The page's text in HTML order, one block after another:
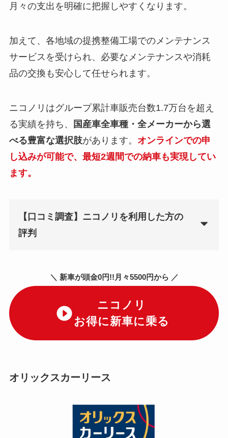
月々の支出を明確に把握しやすくなります。
加えて、各地域の提携整備工場でのメンテナンス
サービスを受けられ、必要なメンテナンスや消耗
品の交換も安心して任せられます。
ニコノリはグループ累計車販売台数1.7万台を超え
る実績を持ち、
国産車全車種・全メーカーから選
べる豊富な選択肢があります。 オンラインでの申
し込みが可能で、最短2週間での納車も実現してい
ます。
【口コミ調査】ニコノリを利用した方の
評判
＼ 新車が頭金0円!!月々5500円から ／
ニコノリ
お得に新車に乗る
オリックスカーリース